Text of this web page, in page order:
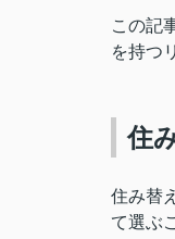
この記
を持つ
住
住み替
て選ぶ